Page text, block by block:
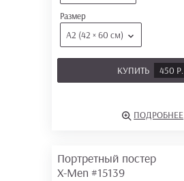
Размер
А2 (42 × 60 см)
КУПИТЬ 450 Р.
ПОДРОБНЕЕ
Портретный постер
X-Men #15139